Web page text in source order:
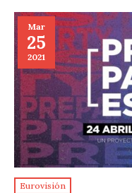
Mar
25
2021
Eurovisión